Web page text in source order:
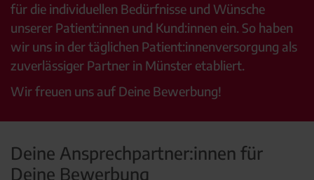
für die individuellen Bedürfnisse und Wünsche
unserer Patient:innen und Kund:innen ein. So haben
wir uns in der täglichen Patient:innenversorgung als
zuverlässiger Partner in Münster etabliert.
Wir freuen uns auf Deine Bewerbung!
Deine Ansprechpartner:innen für
Deine Bewerbung